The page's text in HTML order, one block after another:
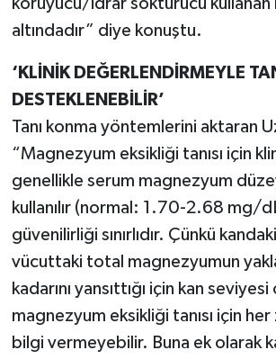
altındadır” diye konuştu.
‘KLİNİK DEĞERLENDİRMEYLE
DESTEKLENEBİLİR’
Tanı konma yöntemlerini aktaran
“Magnezyum eksikliği tanısı için
genellikle serum magnezyum
kullanılır (normal: 1.70-2.68 mg/
güvenilirliği sınırlıdır. Çünkü
vücuttaki total magnezyumun
kadarını yansıttığı için kan
magnezyum eksikliği tanısı için
bilgi vermeyebilir. Buna ek olarak